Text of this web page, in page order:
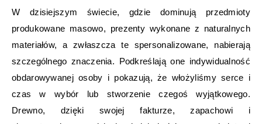
W dzisiejszym świecie, gdzie dominują przedmioty
produkowane masowo, prezenty wykonane z naturalnych
materiałów, a zwłaszcza te spersonalizowane, nabierają
szczególnego znaczenia. Podkreślają one indywidualność
obdarowywanej osoby i pokazują, że włożyliśmy serce i
czas w wybór lub stworzenie czegoś wyjątkowego.
Drewno, dzięki swojej fakturze, zapachowi i